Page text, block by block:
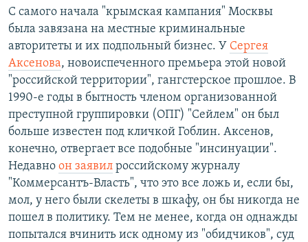
С самого начала "крымская кампания" Москвы
была завязана на местные криминальные
авторитеты и их подпольный бизнес. У Сергея
Аксенова, новоиспеченного премьера этой новой
"российской территории", гангстерское прошлое. В
1990-е годы в бытность членом организованной
преступной группировки (ОПГ) "Сейлем" он был
больше известен под кличкой Гоблин. Аксенов,
конечно, отвергает все подобные "инсинуации".
Недавно он заявил российскому журналу
"Коммерсантъ-Власть", что это все ложь и, если бы,
мол, у него были скелеты в шкафу, он бы никогда не
пошел в политику. Тем не менее, когда он однажды
попытался вчинить иск одному из "обидчиков", суд